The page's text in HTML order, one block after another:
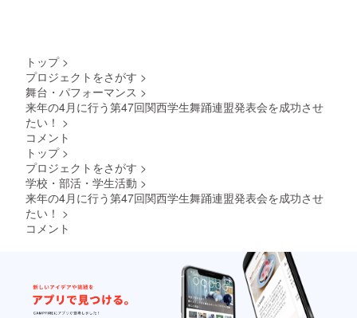
トップ >
プロジェクトをさがす >
舞台・パフォーマンス >
来年の4月に行う第47回関西学生舞踊連盟発表会を成功させ
たい！ >
コメント
トップ >
プロジェクトをさがす >
学校・部活・学生活動 >
来年の4月に行う第47回関西学生舞踊連盟発表会を成功させ
たい！ >
コメント